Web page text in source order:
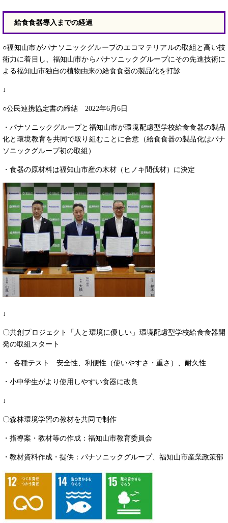
給食食器導入までの経過
○福知山市がパナソニックグループのエコマテリアルの取組と高い技
術力に着目し、福知山市からパナソニックグループにその先進技術に
よる福知山市独自の植物由来の給食食器の製品化を打診
↓
○公民連携協定書の締結 2022年6月6日
・パナソニックグループと福知山市が環境配慮型学校給食食器の製品
化と環境教育を共同で取り組むことに合意（給食食器の製品化はパナ
ソニックグループ初の取組）
・食器の原材料は福知山市産の木材（ヒノキ間伐材）に決定
↓
〇共創プロジェクト「人と環境に優しい」環境配慮型学校給食食器開
発の取組スタート
・ 各種テスト 安全性、利便性（使いやすさ・重さ）、耐久性
・小中学生がより使用しやすい食器に改良
↓
〇森林環境学習の教材を共同で制作
・指導案・教材等の作成：福知山市教育委員会
・教材資料作成・提供：パナソニックグループ、福知山市産業政策部